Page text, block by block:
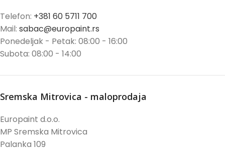
Telefon: +381 60 5711 700
Mail: sabac@europaint.rs
Ponedeljak - Petak: 08:00 - 16:00
Subota: 08:00 - 14:00
Sremska Mitrovica - maloprodaja
Europaint d.o.o.
MP Sremska Mitrovica
Palanka 109